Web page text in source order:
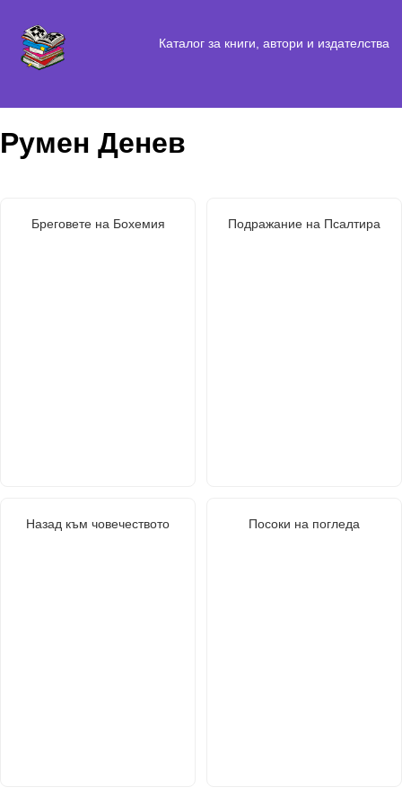
Каталог за книги, автори и издателства
Румен Денев
Бреговете на Бохемия Подражание на Псалтира
Назад към човечеството Посоки на погледа